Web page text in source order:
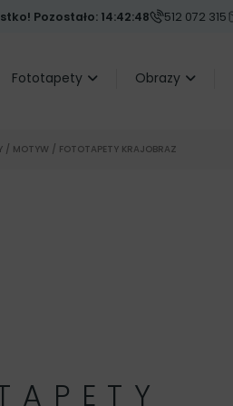
Pozostało: 14:42:46 512 072 315
Fototapety Obrazy
/ MOTYW / FOTOTAPETY KRAJOBRAZ